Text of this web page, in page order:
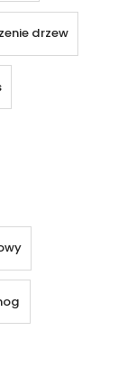
drzew